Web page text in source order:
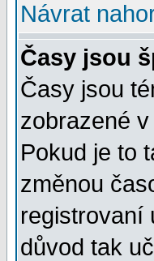
Návrat
Časy jsou
Časy jsou
zobrazené
Pokud je to
změnou
registrovaní
důvod tak